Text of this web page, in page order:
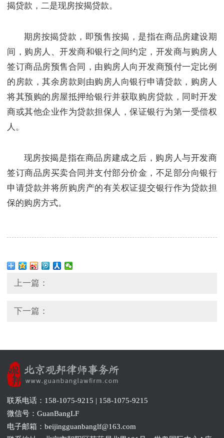
揭贷款，二是现房按揭贷款。
期房按揭贷款，即预售按揭，是指在商品房建设期
间，购房人、开发商和银行之间约定，开发商与购房人
签订商品房预售合同，由购房人向开发商预付一定比例
的房款，其余房款则由购房人向银行申请贷款，购房人
将其预购的房屋抵押给银行并获取购房贷款，同时开发
商或其他企业作为贷款担保人，保证银行为第一受偿权
人。
现房按揭是指在商品房建成之后，购房人与开发商
签订商品房买卖合同并支付部分价金，不足部分向银行
申请贷款并将所购房产的有关权证提交银行作为贷款担
保的购房方式。
上一篇：
下一篇：
联系电话：158-1075-9215 | 158-1075-9215
微信号：GuanBangLF
电子邮箱：beijingguanbanglf@163.com